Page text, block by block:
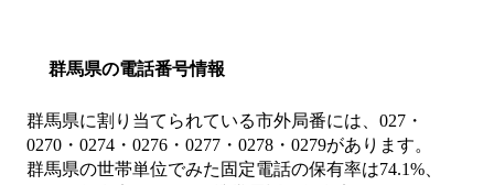
群馬県の電話番号情報
群馬県に割り当てられている市外局番には、027・
0270・0274・0276・0277・0278・0279があります。
群馬県の世帯単位でみた固定電話の保有率は74.1%、